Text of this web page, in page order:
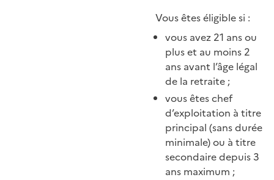
Vous êtes éligible si :
vous avez 21 ans ou
plus et au moins 2
ans avant l’âge légal
de la retraite ;
vous êtes chef
d’exploitation à titre
principal (sans durée
minimale) ou à titre
secondaire depuis 3
ans maximum ;